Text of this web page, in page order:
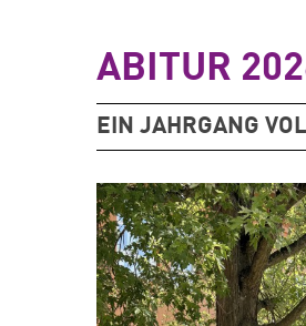
ABITUR
EIN JAHRGANG